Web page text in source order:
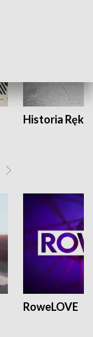
Historia Ręką
RoweLOVE